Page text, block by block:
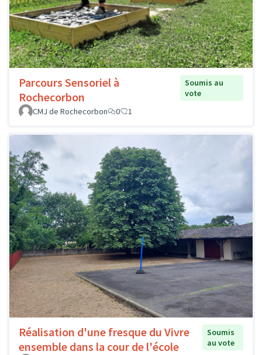
Parcours Sensoriel à
Rochecorbon
Soumis au
vote
CMJ de Rochecorbon
0 1
Réalisation d'une fresque du Vivre
ensemble dans la cour de l'école
Soumis
au vote